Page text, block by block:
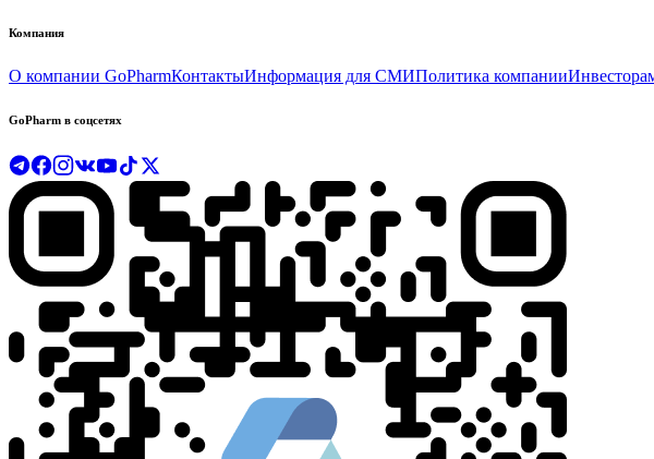
Компания
О компании GoPharmКонтактыИнформация для СМИПолитика компании
GoPharm в соцсетях